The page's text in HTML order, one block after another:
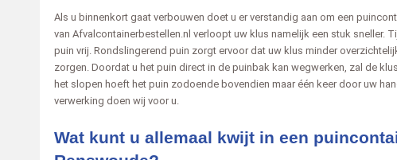
Als u binnenkort gaat verbouwen doet u er verstandig aan om een
van Afvalcontainerbestellen.nl verloopt uw klus namelijk een stuk sneller.
puin vrij. Rondslingerend puin zorgt ervoor dat uw klus minder
zorgen. Doordat u het puin direct in de puinbak kan wegwerken, zal de
het slopen hoeft het puin zodoende bovendien maar één keer door uw
verwerking doen wij voor u.
Wat kunt u allemaal kwijt in een